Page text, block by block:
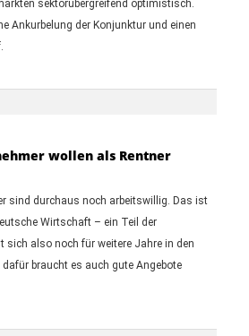
sektorübergreifend optimistisch.
Ankurbelung der Konjunktur und einen
wollen als Rentner
sind durchaus noch arbeitswillig. Das ist
Wirtschaft – ein Teil der
sich also noch für weitere Jahre in den
braucht es auch gute Angebote